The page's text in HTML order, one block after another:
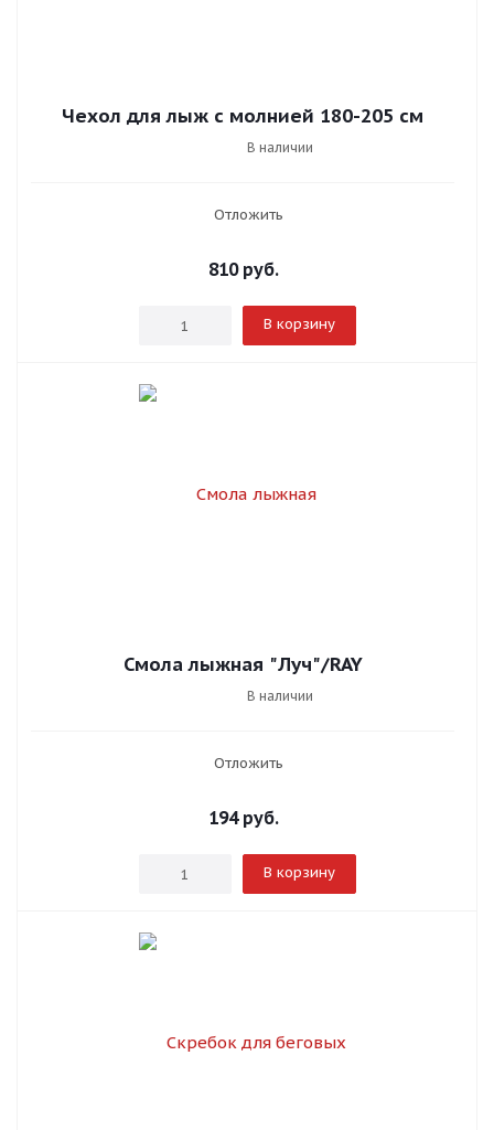
Чехол для лыж с молнией 180-205 см
В наличии
Отложить
810руб.
В корзину
Смола лыжная "Луч"/RAY
В наличии
Отложить
194руб.
В корзину